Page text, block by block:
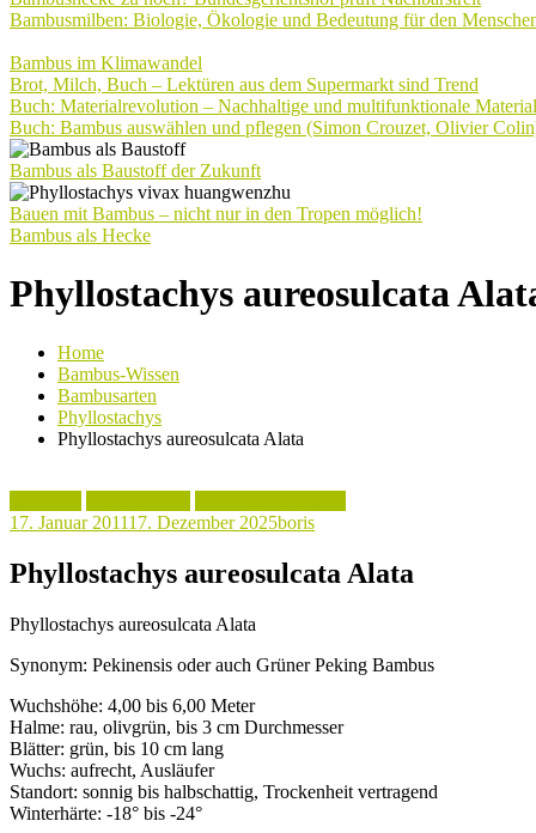
Bambusmilben: Biologie, Ökologie und Bedeutung für den
Bambus im Klimawandel
Brot, Milch, Buch – Lektüren aus dem Supermarkt sind Trend
Buch: Materialrevolution – Nachhaltige und multifunktionale
Buch: Bambus auswählen und pflegen (Simon Crouzet, Olivier
Bambus als Baustoff der Zukunft
Bauen mit Bambus – nicht nur in den Tropen möglich!
Bambus als Hecke
Phyllostachys aureosulcata
Home
Bambus-Wissen
Bambusarten
Phyllostachys
Phyllostachys aureosulcata Alata
17. Januar 201117. Dezember 2025boris
Phyllostachys aureosulcata Alata
Phyllostachys aureosulcata Alata
Synonym: Pekinensis oder auch Grüner Peking Bambus
Wuchshöhe: 4,00 bis 6,00 Meter
Halme: rau, olivgrün, bis 3 cm Durchmesser
Blätter: grün, bis 10 cm lang
Wuchs: aufrecht, Ausläufer
Standort: sonnig bis halbschattig, Trockenheit vertragend
Winterhärte: -18° bis -24°